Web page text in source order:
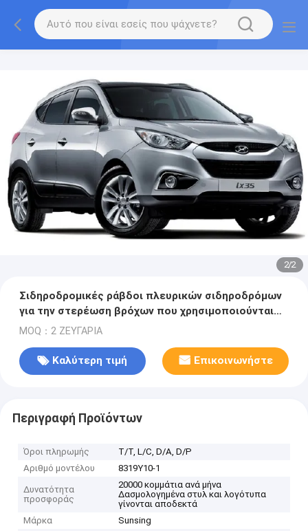
2/2
Σιδηροδρομικές ράβδοι πλευρικών σιδηροδρόμων
για την στερέωση βρόχων που χρησιμοποιούνται
για την Hyundai IX35 2010
MOQ：2 ΖΕΥΓΑΡΙΑ
Καλύτερη τιμή Επικοινωνήστε
Περιγραφή Προϊόντων
Όροι πληρωμής
Τ/Τ, L/C, D/A, D/P
Αριθμό μοντέλου
8319Y10-1
Δυνατότητα
προσφοράς
20000 κομμάτια ανά μήνα
Δασμολογημένα στυλ και λογότυπα
γίνονται αποδεκτά
Μάρκα
Sunsing